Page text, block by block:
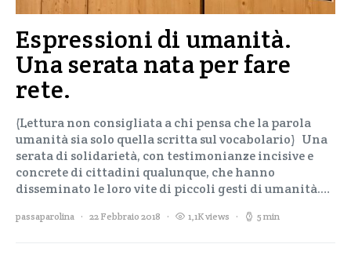
Espressioni di umanità.
Una serata nata per fare
rete.
(Lettura non consigliata a chi pensa che la parola
umanità sia solo quella scritta sul vocabolario) Una
serata di solidarietà, con testimonianze incisive e
concrete di cittadini qualunque, che hanno
disseminato le loro vite di piccoli gesti di umanità.…
passaparolina 22 Febbraio 2018 1,1K views 5 min